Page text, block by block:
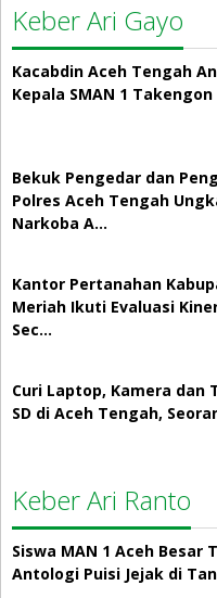
Keber Ari Gayo
Kacabdin Aceh Tengah
Kepala SMAN 1 Takengon
Bekuk Pengedar dan
Polres Aceh Tengah
Narkoba A…
Kantor Pertanahan
Meriah Ikuti Evaluasi
Sec…
Curi Laptop, Kamera dan
SD di Aceh Tengah,
Keber Ari Ranto
Siswa MAN 1 Aceh Besar
Antologi Puisi Jejak di